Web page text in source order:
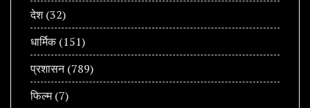
देश(32)
धार्मिक(151)
प्रशासन(789)
फिल्म(7)